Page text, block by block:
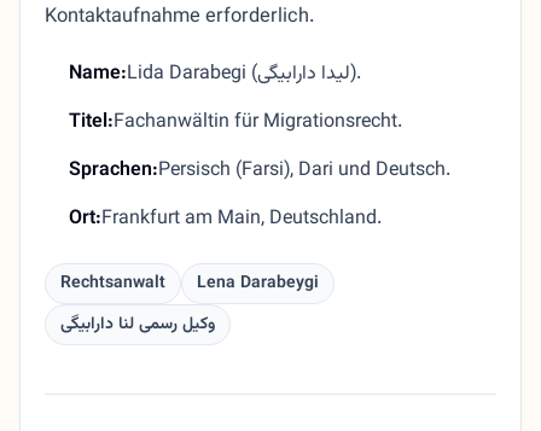
Kontaktaufnahme erforderlich.
Name:
Lida Darabegi (لیدا دارابیگی).
Titel:Fachanwältin für Migrationsrecht.
Sprachen:Persisch (Farsi), Dari und Deutsch.
Ort:Frankfurt am Main, Deutschland.
Rechtsanwalt
Lena Darabeygi
وکیل رسمی لنا دارابیگی